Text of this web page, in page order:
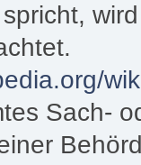
der
Sach-